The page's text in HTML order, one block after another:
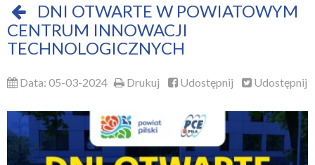
DNI OTWARTE W POWIATOWYM
CENTRUM INNOWACJI
TECHNOLOGICZNYCH
Data: 05-03-2024 Drukuj Udostępnij Udostępnij